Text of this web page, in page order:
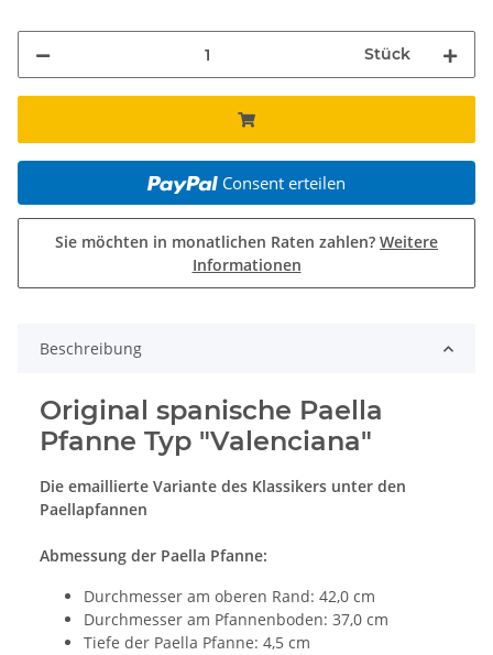
Stück
Consent erteilen
Sie möchten in monatlichen Raten zahlen? Weitere
Informationen
Beschreibung
Original spanische Paella
Pfanne Typ "Valenciana"
Die emaillierte Variante des Klassikers unter den
Paellapfannen
Abmessung der Paella Pfanne:
Durchmesser am oberen Rand: 42,0 cm
Durchmesser am Pfannenboden: 37,0 cm
Tiefe der Paella Pfanne: 4,5 cm